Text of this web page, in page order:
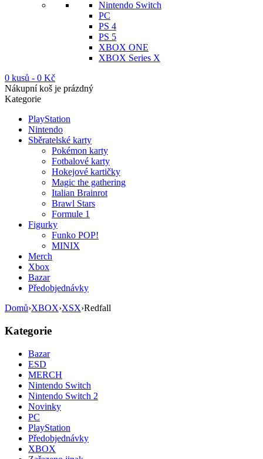
Nintendo Switch
PC
PS 4
PS 5
XBOX ONE
XBOX Series X
0 kusů - 0 Kč
Nákupní koš je prázdný
Kategorie
PlayStation
Nintendo
Sběratelské karty
Pokémon karty
Fotbalové karty
Hokejové kartičky
Magic the gathering
Italian Brainrot
Brawl Stars
Formule 1
Figurky
Funko POP!
MINIX
Merch
Xbox
Bazar
Předobjednávky
Domů›XBOX›XSX›Redfall
Kategorie
Bazar
ESD
MERCH
Nintendo Switch
Nintendo Switch 2
Novinky
PC
PlayStation
Předobjednávky
XBOX